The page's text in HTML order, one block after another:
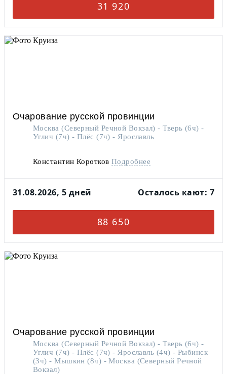
31 920
Очарование русской провинции
Москва (Северный Речной Вокзал) - Тверь (6ч) -
Углич (7ч) - Плёс (7ч) - Ярославль
Константин Коротков Подробнее
На теплоходе есть кофе-станция
31.08.2026, 5 дней Осталось кают: 7
88 650
Очарование русской провинции
Москва (Северный Речной Вокзал) - Тверь (6ч) -
Углич (7ч) - Плёс (7ч) - Ярославль (4ч) - Рыбинск
(3ч) - Мышкин (8ч) - Москва (Северный Речной
Вокзал)